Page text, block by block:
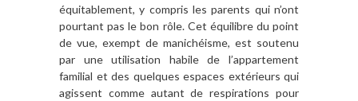
équitablement, y compris les parents qui n’ont
pourtant pas le bon rôle. Cet équilibre du point
de vue, exempt de manichéisme, est soutenu
par une utilisation habile de l’appartement
familial et des quelques espaces extérieurs qui
agissent comme autant de respirations pour